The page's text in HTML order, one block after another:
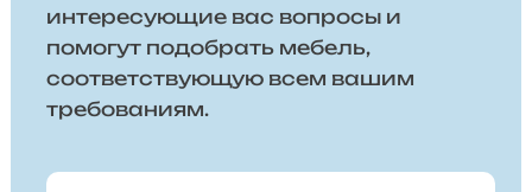
интересующие вас вопросы и
помогут подобрать мебель,
соответствующую всем вашим
требованиям.